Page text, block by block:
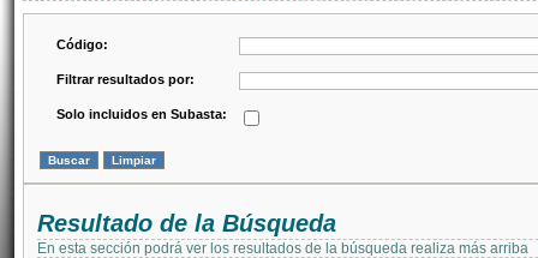
Código:
Filtrar resultados por:
Solo incluidos en Subasta:
Resultado de la Búsqueda
En esta sección podrá ver los resultados de la búsqueda realiza más arriba